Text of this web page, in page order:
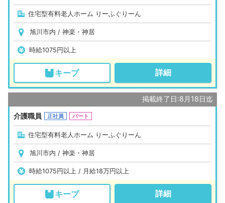
住宅型有料老人ホーム りーふぐりーん
旭川市内 / 神楽・神居
時給1075円以上
キープ 詳細
掲載終了日:8月18日迄
介護職員
正社員 パート
住宅型有料老人ホーム りーふぐりーん
旭川市内 / 神楽・神居
時給1075円以上 / 月給18万円以上
キープ 詳細